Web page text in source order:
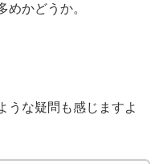
めかどうか。
うな疑問も感じますよ